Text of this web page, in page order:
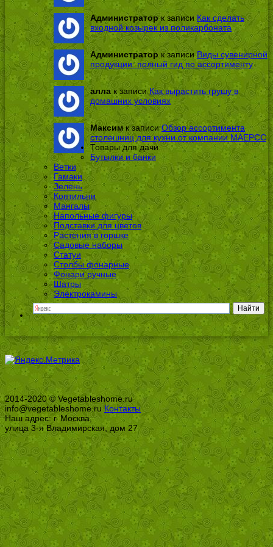
Администраторк записи Как сделать
входной козырек из поликарбоната
Администратор к записиВиды сувенирной
продукции: полный гид по ассортименту
аллак записиКак вырастить грушу в
домашних условиях
Максимк записиОбзор ассортимента
столешниц для кухни от компании МАЕРСС
Товары для дачи
Бутылки и банки
Ветки
Гамаки
Зелень
Коптильни
Мангалы
Напольные фигуры
Подставки для цветов
Растения в горшке
Садовые наборы
Статуи
Столбы фонарные
Фонари ручные
Шатры
Электрокамины
2014-2020 © Vegetableshome.ru
info@vegetableshome.ruКонтакты
Наш адрес: г. Москва,
улица 3-я Владимирская, дом 27